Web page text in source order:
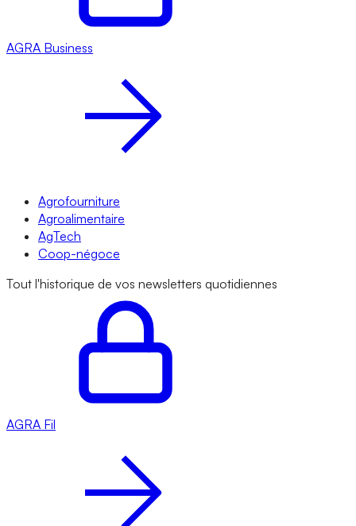
AGRA Business
Agrofourniture
Agroalimentaire
AgTech
Coop-négoce
Tout l'historique de vos newsletters quotidiennes
AGRA Fil